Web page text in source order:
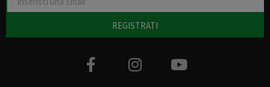
REGISTRATI